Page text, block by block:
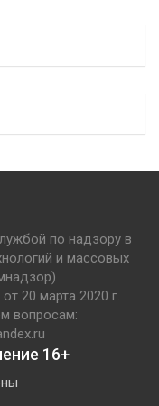
по надзору в
и массовых
20 марта 2020 г.
вопросам:
16+